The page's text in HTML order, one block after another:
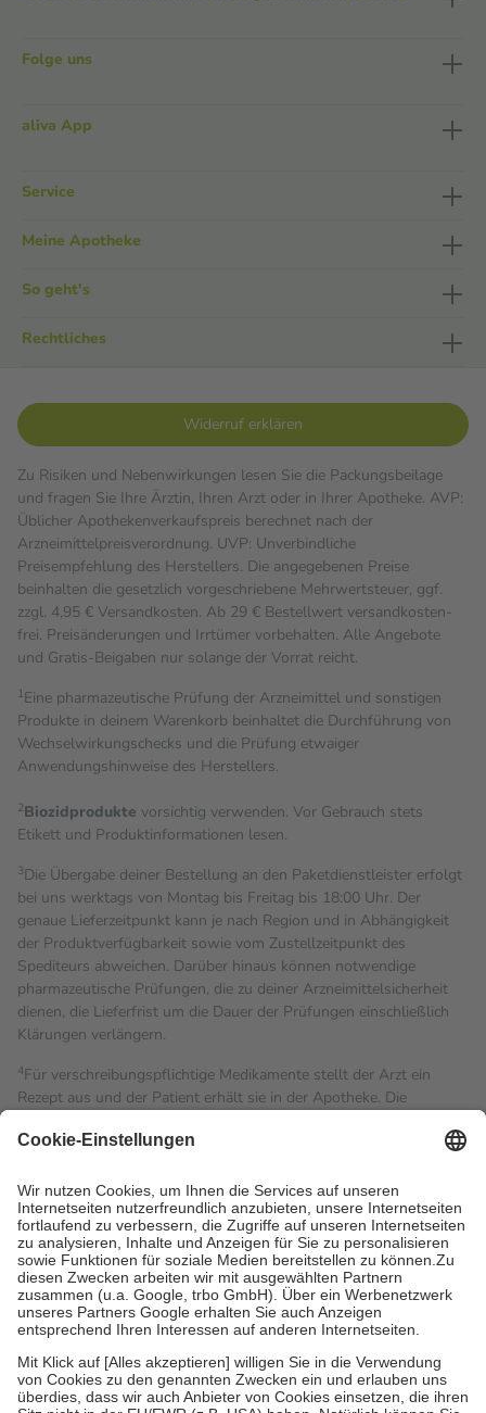
Folge uns
aliva App
Service
Meine Apotheke
So geht's
Rechtliches
Widerruf erklären
Zu Risiken und Nebenwirkungen lesen Sie die Packungsbeilage
und fragen Sie Ihre Ärztin, Ihren Arzt oder in Ihrer Apotheke. AVP:
Üblicher Apothekenverkaufspreis berechnet nach der
Arzneimittelpreisverordnung. UVP: Unverbindliche
Preisempfehlung des Herstellers. Die angegebenen Preise
beinhalten die gesetzlich vorgeschriebene Mehrwertsteuer, ggf.
zzgl. 4,95 € Versandkosten. Ab 29 € Bestell­wert versand­kosten­
frei. Preisänderungen und Irrtümer vorbehalten. Alle Angebote
und Gratis-Beigaben nur solange der Vorrat reicht.
1Eine pharmazeutische Prüfung der Arzneimittel und sonstigen
Produkte in deinem Warenkorb beinhaltet die Durchführung von
Wechselwirkungschecks und die Prüfung etwaiger
Anwendungshinweise des Herstellers.
2Biozidprodukte vorsichtig verwenden. Vor Gebrauch stets
Etikett und Produktinformationen lesen.
3Die Übergabe deiner Bestellung an den Paketdienstleister erfolgt
bei uns werktags von Montag bis Freitag bis 18:00 Uhr. Der
genaue Lieferzeitpunkt kann je nach Region und in Abhängigkeit
der Produktverfügbarkeit sowie vom Zustellzeitpunkt des
Spediteurs abweichen. Darüber hinaus können notwendige
pharmazeutische Prüfungen, die zu deiner Arzneimittelsicherheit
dienen, die Lieferfrist um die Dauer der Prüfungen einschließlich
Klärungen verlängern.
4Für verschreibungspflichtige Medikamente stellt der Arzt ein
Rezept aus und der Patient erhält sie in der Apotheke. Die
Kosten dafür, der Versicherte trägt einen Teil davon als Zuzahlung
Grundsätzlich leisten Mitglieder Zuzahlungen in Höhe von zehn
Prozent des Abgabepreises,mindestensjedochfünf Euround
höchstens zehn Euro.Es sind jedoch nie mehr als die
tatsächlichen Kosten der Leistung zu entrichten.
Diese Regeln gelten grundsätzlich auch für Online-Apotheken.
Bei Heilmitteln und häuslicher Krankenpflege beträgt die
Zuzahlung zehn Prozent der Kosten sowie zehn Euro je
Um das Engagement der Versicherten für ihre eigene Gesundheit
zu stärken und die besondere Stellung der Familie zu unterstützen,